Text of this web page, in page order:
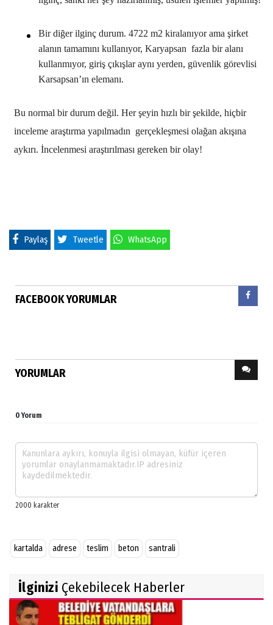
Bir diğer ilginç durum. 4722 m2 kiralanıyor ama şirket
alanın tamamını kullanıyor, Karyapsan fazla bir alanı
kullanmıyor, giriş çıkışlar aynı yerden, güvenlik görevlisi
Karsapsan’ın elemanı.
Bu normal bir durum değil. Her şeyin hızlı bir şekilde, hiçbir
inceleme araştırma yapılmadın gerçekleşmesi olağan akışına
aykırı. İncelenmesi araştırılması gereken bir olay!
Paylaş Tweetle WhatsApp
FACEBOOK YORUMLAR
YORUMLAR
0 Yorum
kartalda adrese teslim beton santrali
İlginizi Çekebilecek Haberler